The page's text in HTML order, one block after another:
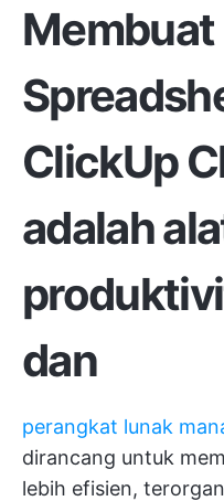
Membuat
ClickUp
adalah
dan
perangkat lunak
dirancang untuk
lebih efisien,